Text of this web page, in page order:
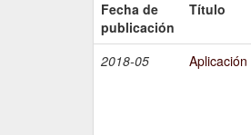
Fecha de
publicación
Título
2018-05